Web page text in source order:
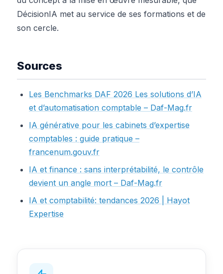
DécisionIA met au service de ses formations et de
son cercle.
Sources
Les Benchmarks DAF 2026 Les solutions d’IA
et d’automatisation comptable – Daf-Mag.fr
IA générative pour les cabinets d’expertise
comptables : guide pratique –
francenum.gouv.fr
IA et finance : sans interprétabilité, le contrôle
devient un angle mort – Daf-Mag.fr
IA et comptabilité: tendances 2026 | Hayot
Expertise